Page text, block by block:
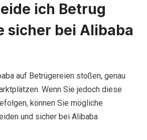
ich Betrug
sicher bei Alibaba
auf Betrügereien stoßen, genau
Wenn Sie jedoch diese
können Sie mögliche
und sicher bei Alibaba